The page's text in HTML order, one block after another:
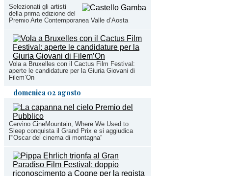
Selezionati gli artisti
della prima edizione del
Premio Arte Contemporanea Valle d’Aosta
Vola a Bruxelles con il Cactus Film Festival:
aperte le candidature per la Giuria Giovani di
Filem’On
domenica 02 agosto
Cervino CineMountain, Where We Used to
Sleep conquista il Grand Prix e si aggiudica
l'“Oscar del cinema di montagna”